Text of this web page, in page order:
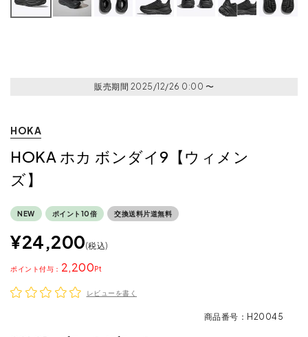
販売期間 2025/12/26 0:00 〜
HOKA
HOKA ホカ ボンダイ9【ウィメン
ズ】
NEW ポイント10倍 交換送料片道無料
¥24,200 税込
2,200
ポイント
レビューを書く
商品番号 H20045